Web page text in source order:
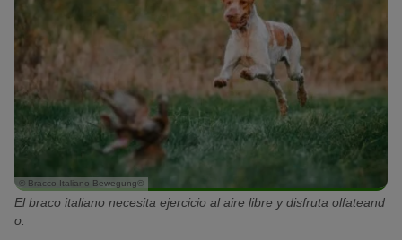
© Bracco Italiano Bewegung©
El braco italiano necesita ejercicio al aire libre y disfruta olfateand
o.